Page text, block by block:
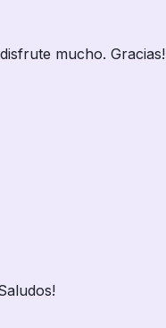
mucho. Gracias!